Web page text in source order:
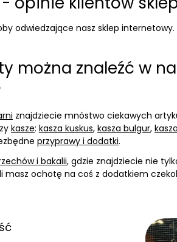
odwiedzające nasz sklep
można znaleźć w
znajdziecie mnóstwo ciekawych
kasze: kasza kuskus, kasza bulgur,
przyprawy i dodatki.
i bakalii, gdzie znajdziecie nie
masz ochotę na coś z dodatkiem